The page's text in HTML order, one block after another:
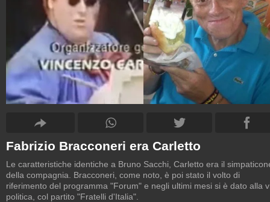
Fabrizio Bracconeri era Carletto
Le caratteristiche identiche a Bruno Sacchi, Carletto era il
della compagnia. Bracconeri, come noto, è poi stato il volto di
riferimento del programma "Forum" e negli ultimi mesi si è dato alla
politica, col partito "Fratelli d'Italia".